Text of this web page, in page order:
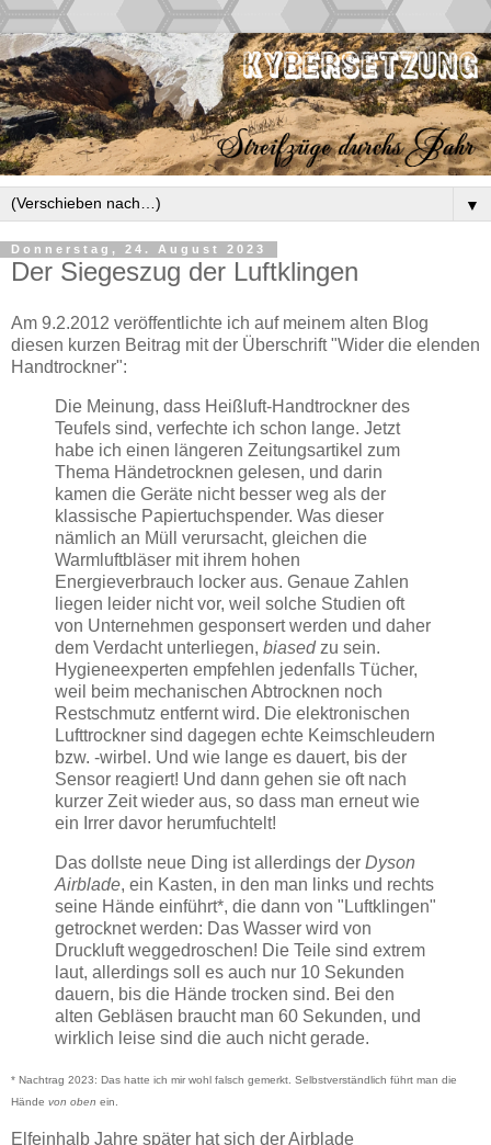
▼
Donnerstag, 24. August 2023
Der Siegeszug der Luftklingen
Am 9.2.2012 veröffentlichte ich auf meinem alten Blog
diesen kurzen Beitrag mit der Überschrift "Wider die elenden
Handtrockner":
Die Meinung, dass Heißluft-Handtrockner des
Teufels sind, verfechte ich schon lange. Jetzt
habe ich einen längeren Zeitungsartikel zum
Thema Händetrocknen gelesen, und darin
kamen die Geräte nicht besser weg als der
klassische Papiertuchspender. Was dieser
nämlich an Müll verursacht, gleichen die
Warmluftbläser mit ihrem hohen
Energieverbrauch locker aus. Genaue Zahlen
liegen leider nicht vor, weil solche Studien oft
von Unternehmen gesponsert werden und daher
dem Verdacht unterliegen, biasedzu sein.
Hygieneexperten empfehlen jedenfalls Tücher,
weil beim mechanischen Abtrocknen noch
Restschmutz entfernt wird. Die elektronischen
Lufttrockner sind dagegen echte Keimschleudern
bzw. -wirbel. Und wie lange es dauert, bis der
Sensor reagiert! Und dann gehen sie oft nach
kurzer Zeit wieder aus, so dass man erneut wie
ein Irrer davor herumfuchtelt!
Das dollste neue Ding ist allerdings der Dyson
Airblade, ein Kasten, in den man links und rechts
seine Hände einführt*, die dann von "Luftklingen"
getrocknet werden: Das Wasser wird von
Druckluft weggedroschen! Die Teile sind extrem
laut, allerdings soll es auch nur 10 Sekunden
dauern, bis die Hände trocken sind. Bei den
alten Gebläsen braucht man 60 Sekunden, und
wirklich leise sind die auch nicht gerade.
* Nachtrag 2023: Das hatte ich mir wohl falsch gemerkt. Selbstverständlich führt man die
Hände von oben ein.
Elfeinhalb Jahre später hat sich der Airblade